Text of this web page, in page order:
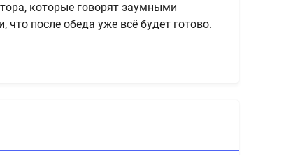
которые говорят заумными
после обеда уже всё будет готово.